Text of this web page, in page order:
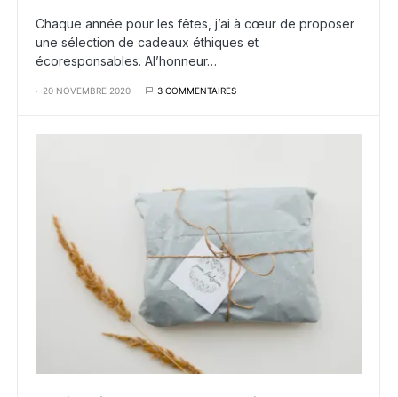
Chaque année pour les fêtes, j’ai à cœur de proposer
une sélection de cadeaux éthiques et
écoresponsables. Al’honneur…
20 NOVEMBRE 2020 3 COMMENTAIRES